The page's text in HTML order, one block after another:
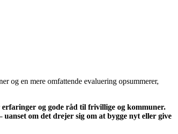
og en mere omfattende evaluering opsummerer,
og gode råd til frivillige og kommuner.
om det drejer sig om at bygge nyt eller give